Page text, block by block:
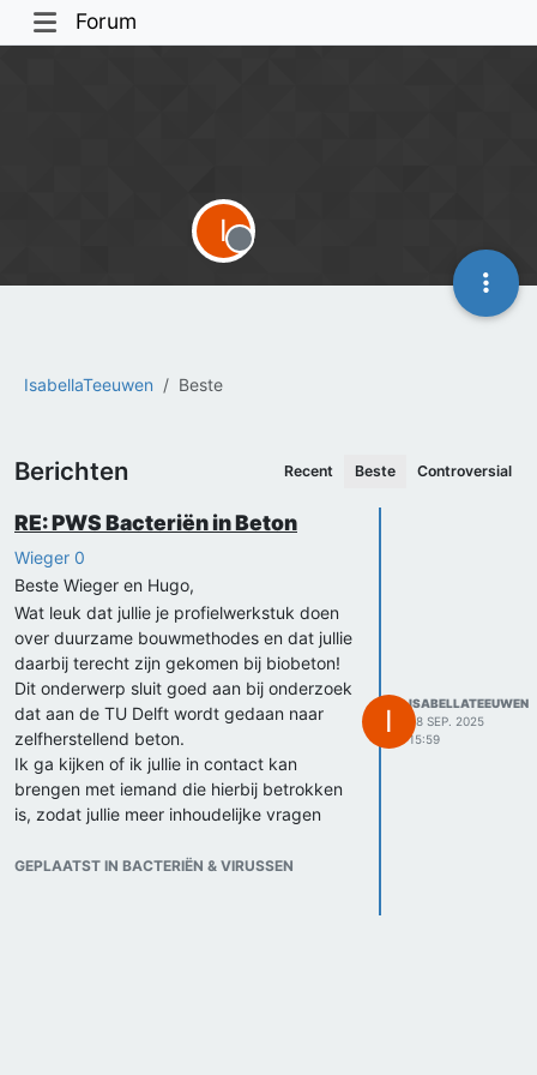
Forum
IsabellaTeeuwen Beste
I
Offline
Berichten Recent Beste Controversial
RE: PWS Bacteriën in Beton
Wieger 0
Beste Wieger en Hugo,
Wat leuk dat jullie je profielwerkstuk doen
over duurzame bouwmethodes en dat jullie
daarbij terecht zijn gekomen bij biobeton!
Dit onderwerp sluit goed aan bij onderzoek
dat aan de TU Delft wordt gedaan naar
zelfherstellend beton.
Ik ga kijken of ik jullie in contact kan
brengen met iemand die hierbij betrokken
is, zodat jullie meer inhoudelijke vragen
over hoe je hier een onderzoek rond kunt
GEPLAATST IN BACTERIËN & VIRUSSEN
I
ISABELLATEEUWEN
28 SEP. 2025
15:59